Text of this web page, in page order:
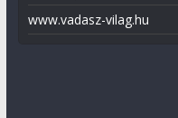
www.vadasz-vilag.hu